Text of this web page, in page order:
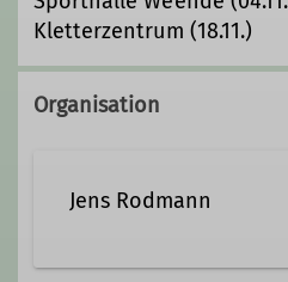
Kletterzentrum (18.11.)
Organisation
Jens Rodmann